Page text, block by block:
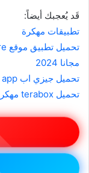
قَد يُعجبك أيضاً:
تطبيقات مهكرة
مجانا 2024
تحميل جيزي اب djezzy app مهكرة زرقاء 10جيغا مجانا 2024
تحميل terabox مهكر 2024 اخر اصدار مجانا